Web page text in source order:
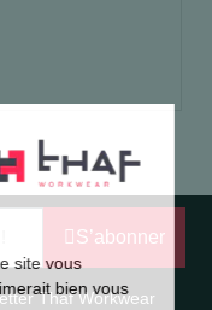
S’abonner
Thaf Workwear